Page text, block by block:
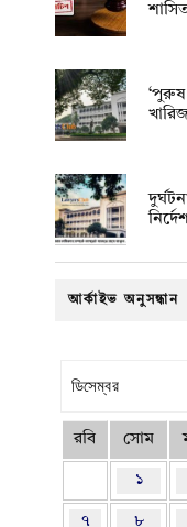
‘পুরুষ
আর্কাইভ অনুসন্ধান
রবি সোম
১
৭ ৮